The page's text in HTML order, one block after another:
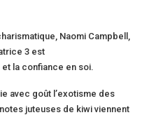
Naomi Campbell,
3 est
la confiance en soi.
avec goût l’exotisme des
juteuses de kiwi viennent